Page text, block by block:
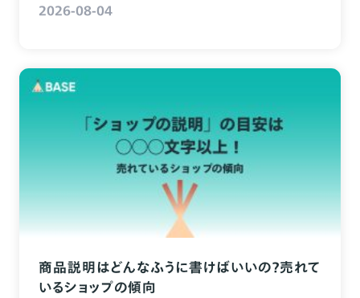
2026-08-04
商品説明はどんなふうに書けばいいの？売れて
いるショップの傾向